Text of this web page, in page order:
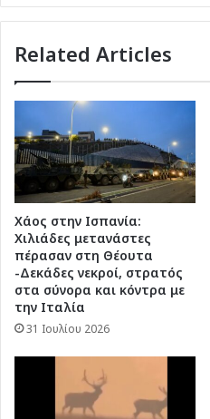
Related Articles
Χάος στην Ισπανία:
Χιλιάδες μετανάστες
πέρασαν στη Θέουτα
-Δεκάδες νεκροί, στρατός
στα σύνορα και κόντρα με
την Ιταλία
31 Ιουλίου 2026